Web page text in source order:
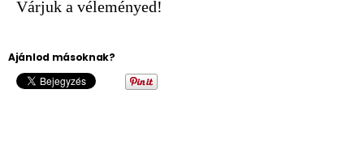
Várjuk a véleményed!
Ajánlod másoknak?